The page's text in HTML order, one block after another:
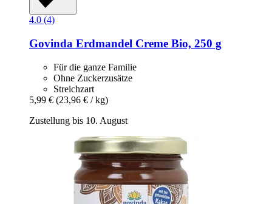
4.0 (4)
Govinda Erdmandel Creme Bio, 250 g
Für die ganze Familie
Ohne Zuckerzusätze
Streichzart
5,99 € (23,96 € / kg)
Zustellung bis 10. August